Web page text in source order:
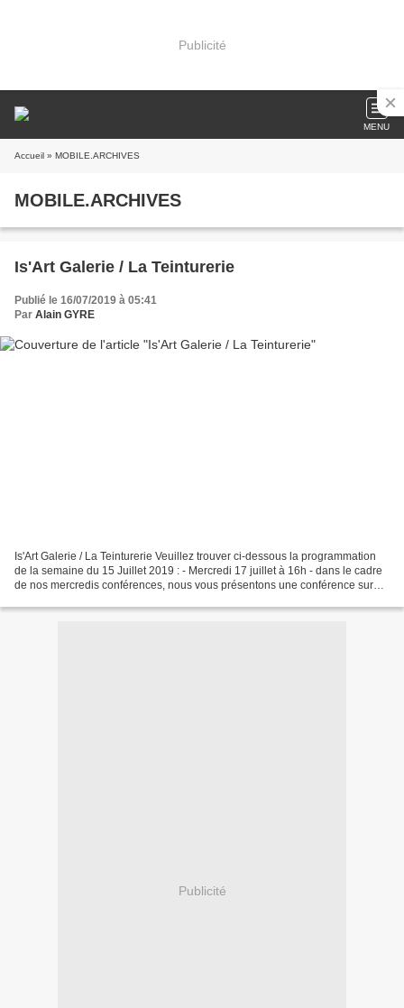
Publicité
MENU
Accueil » MOBILE.ARCHIVES
MOBILE.ARCHIVES
Is'Art Galerie / La Teinturerie
Publié le 16/07/2019 à 05:41
Par Alain GYRE
Is'Art Galerie / La Teinturerie Veuillez trouver ci-dessous la programmation
de la semaine du 15 Juillet 2019 : - Mercredi 17 juillet à 16h - dans le cadre
de nos mercredis conférences, nous vous présentons une conférence sur
Publicité